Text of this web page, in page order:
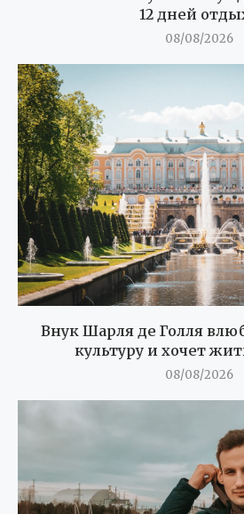
12 дней
08/08/2026
Внук Шарля де Голля
культуру и хочет
08/08/2026